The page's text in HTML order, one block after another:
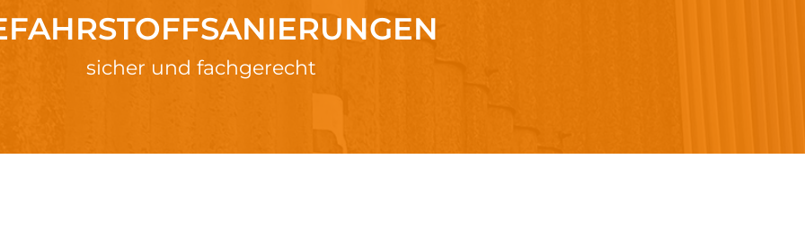
sicher und fachgerecht